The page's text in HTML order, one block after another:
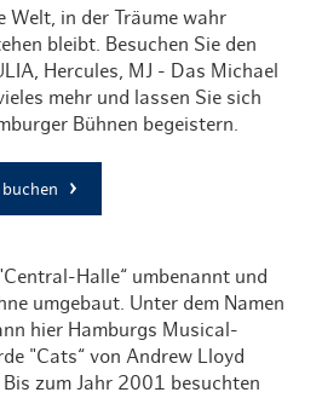
Welt, in der Träume wahr
bleibt. Besuchen Sie den
Hercules, MJ - Das Michael
mehr und lassen Sie sich
Bühnen begeistern.
Halle“ umbenannt und
umgebaut. Unter dem Namen
hier Hamburgs Musical-
"Cats“ von Andrew Lloyd
zum Jahr 2001 besuchten